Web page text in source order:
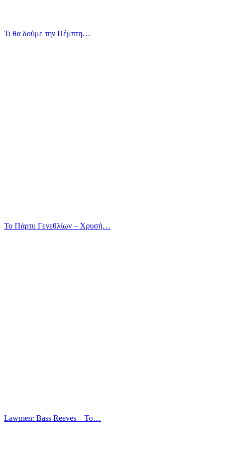
Τι θα δούμε την Πέμπτη…
Το Πάρτυ Γενεθλίων – Χρυσή…
Lawmen: Bass Reeves – Το…